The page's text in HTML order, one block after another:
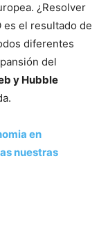
¿Resolver
es el resultado de
diferentes
del
y Hubble
en
nuestras